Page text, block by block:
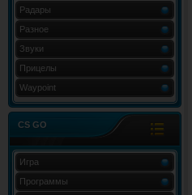
Радары
Разное
Звуки
Прицелы
Waypoint
CS GO
Игра
Программы